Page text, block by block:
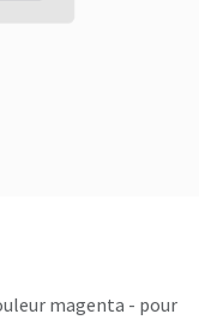
magenta - pour